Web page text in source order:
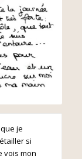
je
si
vois mon